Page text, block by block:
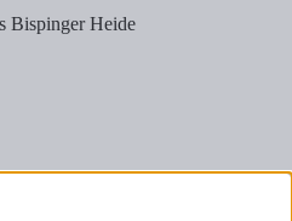
Bispinger Heide